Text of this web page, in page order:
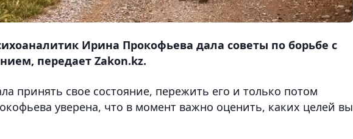
Ирина Прокофьева дала советы по борьбе с
передает Zakon.kz.
принять свое состояние, пережить его и только потом
уверена, что в момент важно оценить, каких целей вы